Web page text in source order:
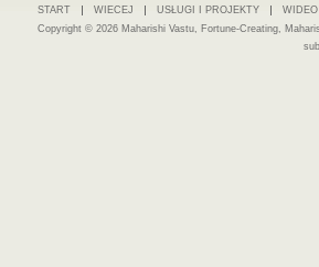
START WIECEJ USŁUGI I PROJEKTY
WIDEO
Copyright © 2026 Maharishi Vastu, Fortune-Creating,